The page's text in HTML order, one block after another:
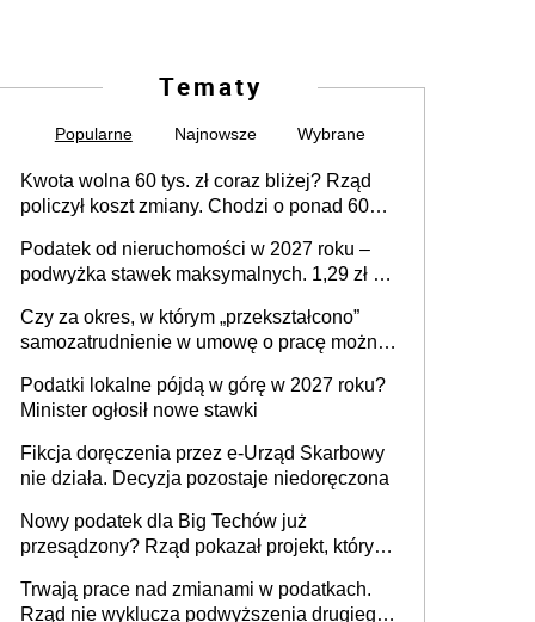
Tematy
Popularne Najnowsze Wybrane
Kwota wolna 60 tys. zł coraz bliżej? Rząd
policzył koszt zmiany. Chodzi o ponad 60
Podatek od nieruchomości w 2027 roku –
podwyżka stawek maksymalnych. 1,29 zł za
budynków i lokali związanych z
prowadzeniem działalności gospodarczej
Czy za okres, w którym „przekształcono”
samozatrudnienie w umowę o pracę można
umowy cywilnoprawnej jedynym
racjonalnym wyjściem
Podatki lokalne pójdą w górę w 2027 roku?
Minister ogłosił nowe stawki
Fikcja doręczenia przez e-Urząd Skarbowy
nie działa. Decyzja pozostaje niedoręczona
Nowy podatek dla Big Techów już
przesądzony? Rząd pokazał projekt, który
Trwają prace nad zmianami w podatkach.
Rząd nie wyklucza podwyższenia drugiego